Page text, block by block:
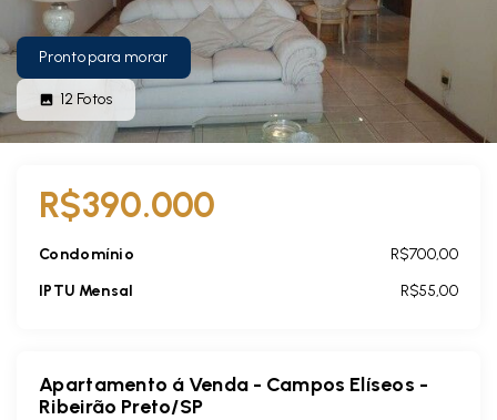
Pronto para morar
12 Fotos
R$390.000
Condomínio
R$700,00
IPTU Mensal
R$55,00
Apartamento á Venda - Campos Elíseos -
Ribeirão Preto/SP